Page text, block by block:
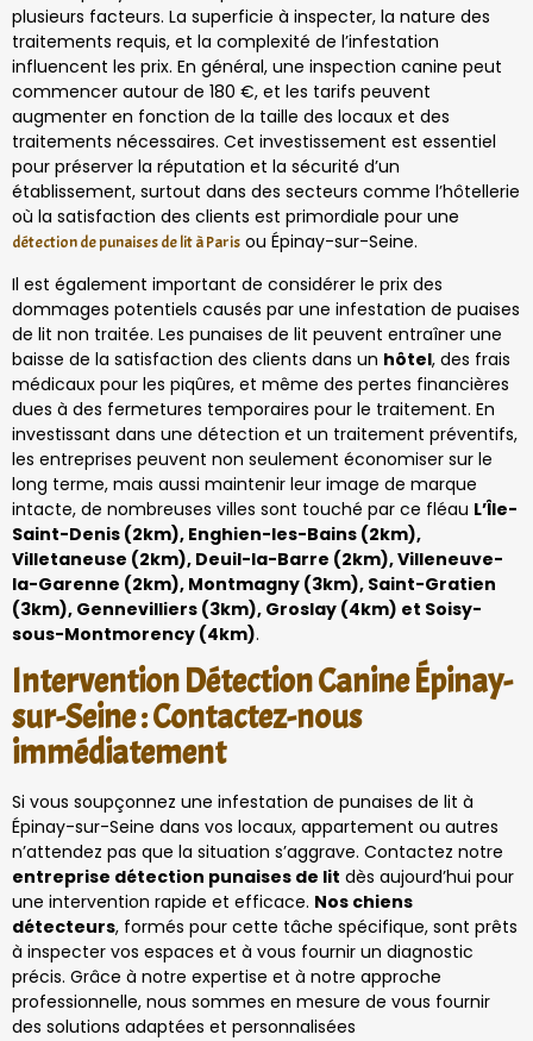
plusieurs facteurs. La superficie à inspecter, la nature des
traitements requis, et la complexité de l’infestation
influencent les prix. En général, une inspection canine peut
commencer autour de 180 €, et les tarifs peuvent
augmenter en fonction de la taille des locaux et des
traitements nécessaires. Cet investissement est essentiel
pour préserver la réputation et la sécurité d’un
établissement, surtout dans des secteurs comme l’hôtellerie
où la satisfaction des clients est primordiale pour une
détection de punaises de lit à Paris ou Épinay-sur-Seine.
Il est également important de considérer le prix des
dommages potentiels causés par une infestation de puaises
de lit non traitée. Les punaises de lit peuvent entraîner une
baisse de la satisfaction des clients dans un hôtel, des frais
médicaux pour les piqûres, et même des pertes financières
dues à des fermetures temporaires pour le traitement. En
investissant dans une détection et un traitement préventifs,
les entreprises peuvent non seulement économiser sur le
long terme, mais aussi maintenir leur image de marque
intacte, de nombreuses villes sont touché par ce fléau L’Île-
Saint-Denis (2km), Enghien-les-Bains (2km),
Villetaneuse (2km), Deuil-la-Barre (2km), Villeneuve-
la-Garenne (2km), Montmagny (3km), Saint-Gratien
(3km), Gennevilliers (3km), Groslay (4km) et Soisy-
sous-Montmorency (4km).
Intervention Détection Canine Épinay-
sur-Seine : Contactez-nous
immédiatement
Si vous soupçonnez une infestation de punaises de lit à
Épinay-sur-Seine dans vos locaux, appartement ou autres
n’attendez pas que la situation s’aggrave. Contactez notre
entreprise détection punaises de lit dès aujourd’hui pour
une intervention rapide et efficace. Nos chiens
détecteurs, formés pour cette tâche spécifique, sont prêts
à inspecter vos espaces et à vous fournir un diagnostic
précis. Grâce à notre expertise et à notre approche
professionnelle, nous sommes en mesure de vous fournir
des solutions adaptées et personnalisées